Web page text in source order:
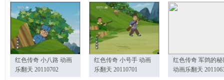
红色传奇 小八路 动画
乐翻天 20110702
红色传奇 小号手 动画
乐翻天 20110701
红色传奇 军鸽的秘
动画乐翻天